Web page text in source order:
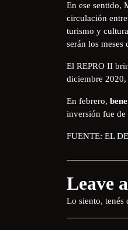
En ese sentido,
circulación
turismo y
serán los meses
El REPRO II
diciembre 2020,
En febrero,
inversión fue de
FUENTE: EL
Leave
Lo siento, tenés